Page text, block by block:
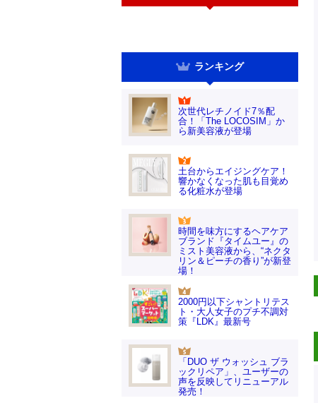
ランキング
次世代レチノイド7％配
合！「The LOCOSIM」か
ら新美容液が登場
土台からエイジングケア！
響かなくなった肌も目覚め
る化粧水が登場
時間を味方にするヘアケア
ブランド『タイムユー』の
ミスト美容液から、“ネクタ
リン＆ピーチの香り”が新登
場！
2000円以下シャントリテス
ト・大人女子のプチ不調対
策『LDK』最新号
「DUO ザ ウォッシュ ブラ
ックリペア」、ユーザーの
声を反映してリニューアル
発売！